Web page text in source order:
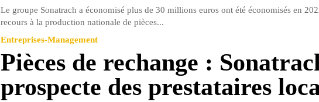
Le groupe Sonatrach a économisé plus de 30 millions euros ont été économisés en
recours à la production nationale de pièces...
Entreprises-Management
Pièces de rechange :
prospecte des prestataires